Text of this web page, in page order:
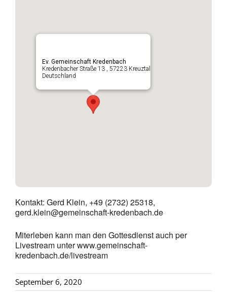
Ev. Gemeinschaft Kredenbach
Kredenbacher Straße 13 , 57223 Kreuztal
Deutschland
Kontakt: Gerd Klein, +49 (2732) 25318,
gerd.klein@gemeinschaft-kredenbach.de
Miterleben kann man den Gottesdienst auch per
Livestream unter www.gemeinschaft-
kredenbach.de/livestream
September 6, 2020